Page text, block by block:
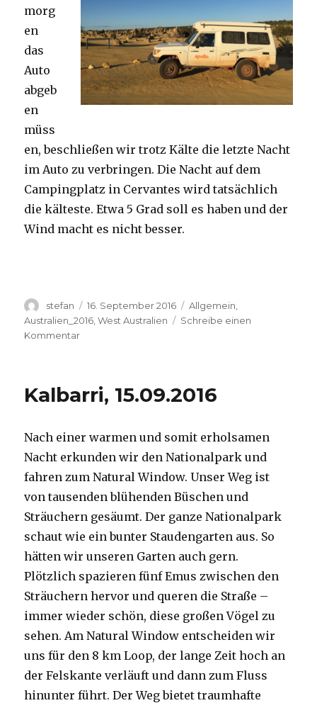
morg
en
das
Auto
abgeb
en
müss
en, beschließen wir trotz Kälte die letzte Nacht
im Auto zu verbringen. Die Nacht auf dem
Campingplatz in Cervantes wird tatsächlich
die kälteste. Etwa 5 Grad soll es haben und der
Wind macht es nicht besser.
Autor
stefan
Veröffentlicht
am
16. September 2016 Kategorien
Allgemein
Australien_2016 ,West Australien
Schreibe einen
Kommentarzu
Kalbarri, 15.09.2016
Nach einer warmen und somit erholsamen
Nacht erkunden wir den Nationalpark und
fahren zum Natural Window. Unser Weg ist
von tausenden blühenden Büschen und
Sträuchern gesäumt. Der ganze Nationalpark
schaut wie ein bunter Staudengarten aus. So
hätten wir unseren Garten auch gern.
Plötzlich spazieren fünf Emus zwischen den
Sträuchern hervor und queren die Straße –
immer wieder schön, diese großen Vögel zu
sehen. Am Natural Window entscheiden wir
uns für den 8 km Loop, der lange Zeit hoch an
der Felskante verläuft und dann zum Fluss
hinunter führt. Der Weg bietet traumhafte